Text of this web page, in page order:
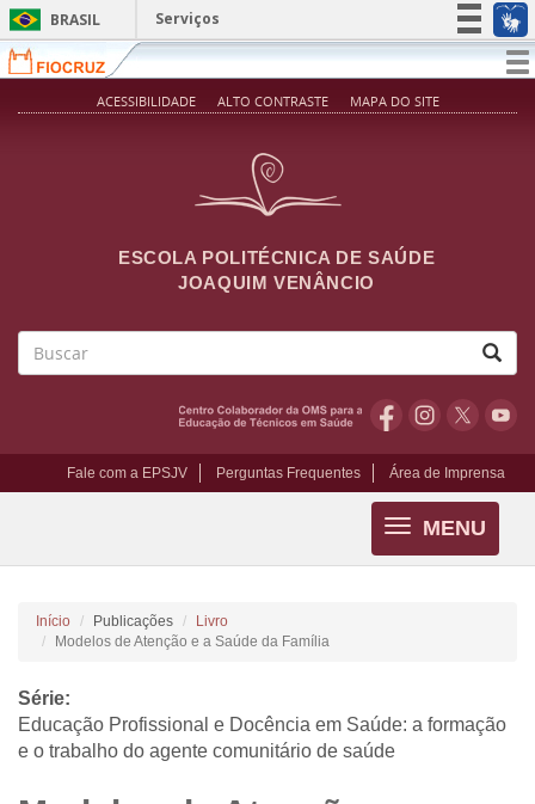
Pular para o conteúdo principal
BRASIL
Serviços
Simplifique!
Participe
ACESSIBILIDADE ALTO CONTRASTE MAPA DO SITE
ESCOLA POLITÉCNICA DE SAÚDE
JOAQUIM VENÂNCIO
Fale com a EPSJV Perguntas Frequentes Área de Imprensa
MENU
Toggle
navigation
Início Publicações
Livro
Modelos de Atenção e a Saúde da Família
Série:
Educação Profissional e Docência em Saúde: a formação
e o trabalho do agente comunitário de saúde